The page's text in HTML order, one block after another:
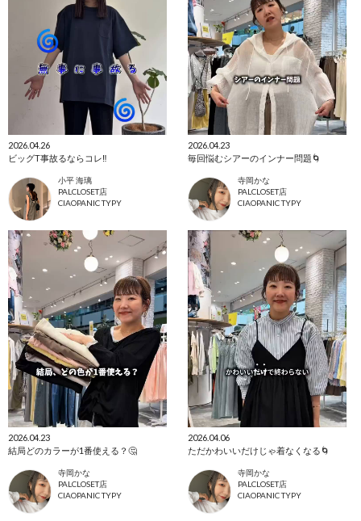
2026.04.26
ビッグT事故るならコレ‼️
小平 海璃
PALCLOSET店
CIAOPANIC TYPY
2026.04.23
毎回悩むシアーのインナー問題🌀
寺岡かな
PALCLOSET店
CIAOPANIC TYPY
2026.04.23
結局どのカラーが1番使える？🤔
寺岡かな
PALCLOSET店
CIAOPANIC TYPY
2026.04.06
ただかわいいだけじゃ着なくなる🌀
寺岡かな
PALCLOSET店
CIAOPANIC TYPY